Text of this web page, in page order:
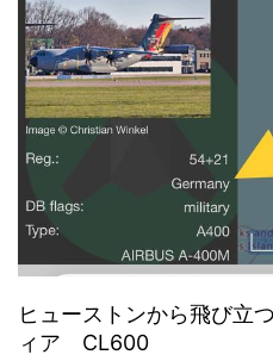
ヒューストンから飛び
ィア CL600